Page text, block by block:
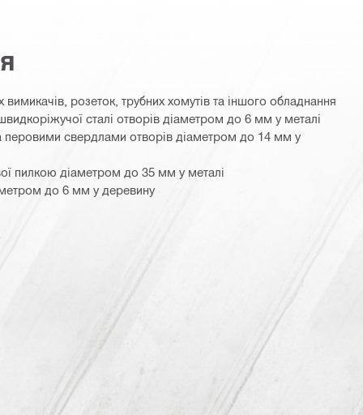
вимикачів, розеток, трубних хомутів та іншого обладнання
сталі отворів діаметром до 6 мм у металі
перовими свердлами отворів діаметром до 14 мм у
пилкою діаметром до 35 мм у металі
до 6 мм у деревину